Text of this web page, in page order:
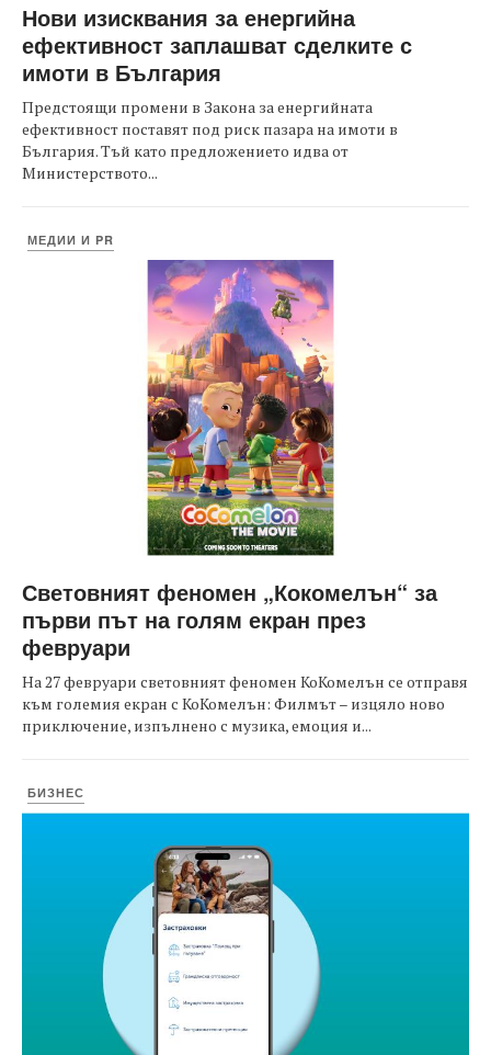
Нови изисквания за енергийна
ефективност заплашват сделките с
имоти в България
Предстоящи промени в Закона за енергийната
ефективност поставят под риск пазара на имоти в
България. Тъй като предложението идва от
Министерството...
МЕДИИ И PR
Световният феномен „Кокомелън“ за
първи път на голям екран през
февруари
На 27 февруари световният феномен КоКомелън се отправя
към големия екран с КоКомелън: Филмът – изцяло ново
приключение, изпълнено с музика, емоция и...
БИЗНЕС